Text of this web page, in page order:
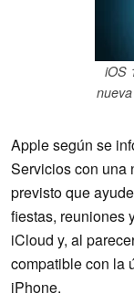
iOS
Apple según se
Servicios con una
previsto que
fiestas, reuniones
iCloud y, al
compatible con la
iPhone.